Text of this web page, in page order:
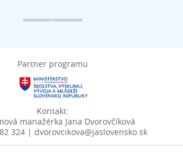
Partner programu
Kontakt:
manažérka Jana Dvorovčíková
324 | dvorovcikova@jaslovensko.sk